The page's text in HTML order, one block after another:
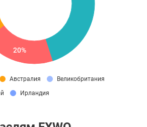
20%
Австралия
Великобритания
Ирландия